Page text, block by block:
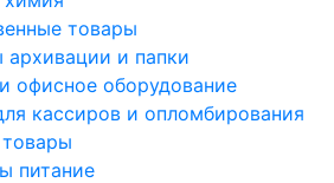
товары
и папки
офисное оборудование
кассиров и опломбирования
питание